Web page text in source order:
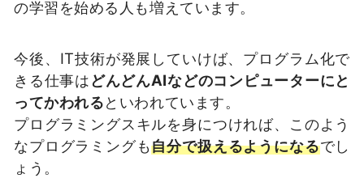
の学習を始める人も増えています。
今後、IT技術が発展していけば、プログラム化で
きる仕事は どんどんAIなどのコンピューターにと
ってかわれるといわれています。
プログラミングスキルを身につければ、このよう
なプログラミングも自分で扱えるようになるでし
ょう。